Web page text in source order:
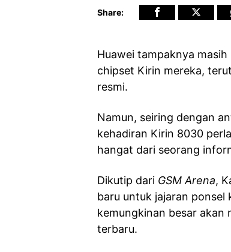
Share:
Huawei tampaknya
chipset Kirin mereka,
resmi.
Namun, seiring dengan
kehadiran Kirin 8030
hangat dari seorang
Dikutip dari GSM Arena,
baru untuk jajaran ponsel
kemungkinan besar akan
terbaru.